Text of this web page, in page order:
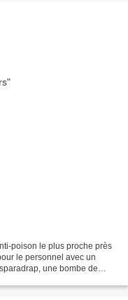
poison le plus proche près
le personnel avec un
une bombe de